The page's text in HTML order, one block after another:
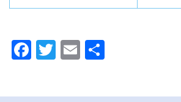
Facebook
Twitter
Email